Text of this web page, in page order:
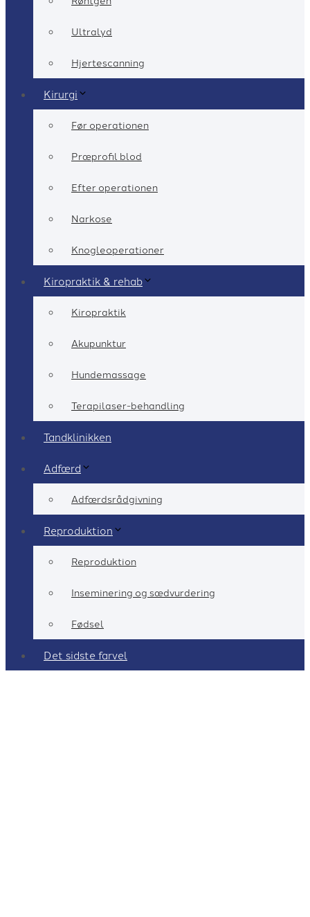
Ultralyd
Hjertescanning
Kirurgi
Før operationen
Præprofil blod
Efter operationen
Narkose
Knogleoperationer
Kiropraktik & rehab
Kiropraktik
Akupunktur
Hundemassage
Terapilaser-behandling
Tandklinikken
Adfærd
Adfærdsrådgivning
Reproduktion
Reproduktion
Inseminering og sædvurdering
Fødsel
Det sidste farvel